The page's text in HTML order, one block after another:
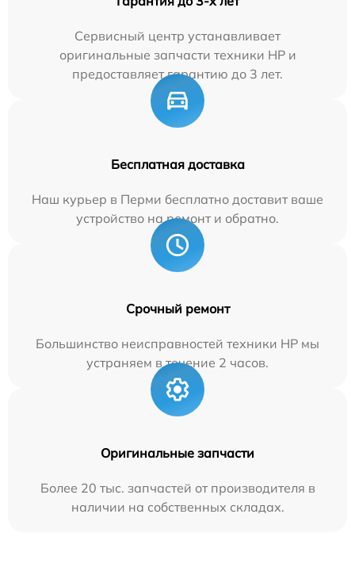
Сервисный центр устанавливает
оригинальные запчасти техники HP и
предоставляет гарантию до 3 лет.
Бесплатная доставка
Наш курьер в Перми бесплатно доставит ваше
устройство на ремонт и обратно.
Срочный ремонт
Большинство неисправностей техники HP мы
устраняем в течение 2 часов.
Оригинальные запчасти
Более 20 тыс. запчастей от производителя в
наличии на собственных складах.